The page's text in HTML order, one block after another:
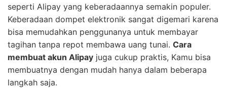
seperti Alipay yang keberadaannya semakin populer.
Keberadaan dompet elektronik sangat digemari karena
bisa memudahkan penggunanya untuk membayar
tagihan tanpa repot membawa uang tunai. Cara
membuat akun Alipay juga cukup praktis, Kamu bisa
membuatnya dengan mudah hanya dalam beberapa
langkah saja.